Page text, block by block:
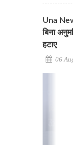
Una
बिना
हटाए
06